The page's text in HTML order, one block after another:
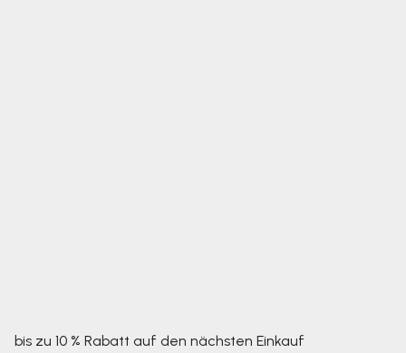
bis zu 10 % Rabatt auf den nächsten Einkauf